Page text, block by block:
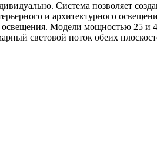
Система позволяет
и архитектурного
Модели мощностью 25
световой поток обеих